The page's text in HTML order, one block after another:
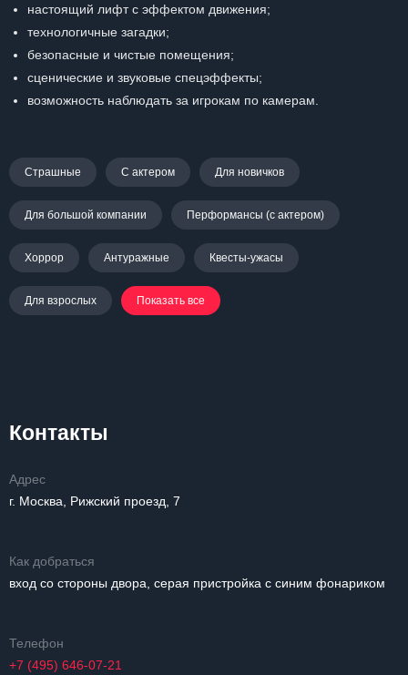
настоящий лифт с эффектом движения;
технологичные загадки;
безопасные и чистые помещения;
сценические и звуковые спецэффекты;
возможность наблюдать за игрокам по камерам.
Страшные С актером Для новичков
Для большой компании Перформансы (с актером)
Хоррор Антуражные Квесты-ужасы
Для взрослых Показать все
Контакты
Адрес
г. Москва, Рижский проезд, 7
Как добраться
вход со стороны двора, серая пристройка с синим фонариком
Телефон
+7 (495) 646-07-21